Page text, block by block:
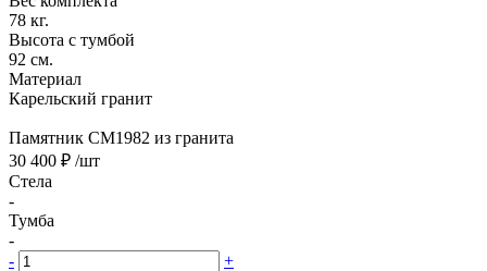
78 кг.
Высота с тумбой
92 см.
Материал
Карельский гранит
Памятник CM1982 из гранита
30 400 ₽ /шт
Стела
-
Тумба
-
-
+